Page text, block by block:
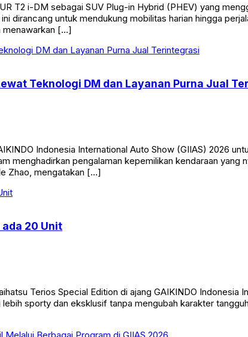
T2 i-DM sebagai SUV Plug-in Hybrid (PHEV) yang
dirancang untuk mendukung mobilitas harian hingga
menawarkan […]
Teknologi DM dan Layanan Purna Jual
Indonesia International Auto Show (GIIAS) 2026
menghadirkan pengalaman kepemilikan kendaraan yang
Zhao, mengatakan […]
20 Unit
Terios Special Edition di ajang GAIKINDO Indonesia
sporty dan eksklusif tanpa mengubah karakter